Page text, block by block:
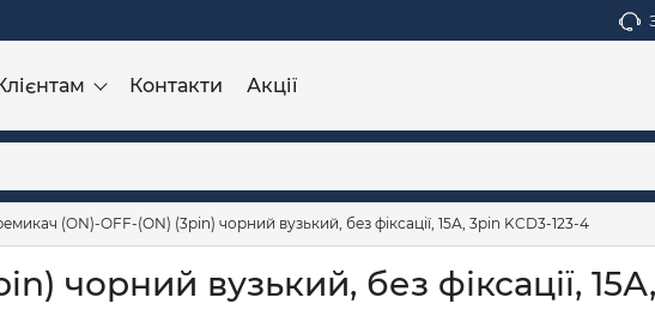
Контакти Акції
(ON)-OFF-(ON) (3pin) чорний вузький, без фіксації, 15А, 3pin KCD3-123-4
чорний вузький, без фіксації,